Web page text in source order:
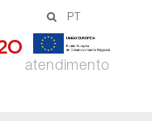
PT
Portugal
2020
União
atendimento